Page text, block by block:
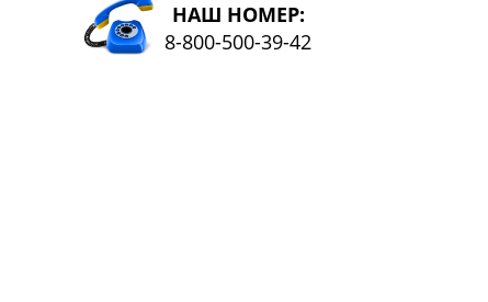
НАШ НОМЕР:
8-800-500-39-42